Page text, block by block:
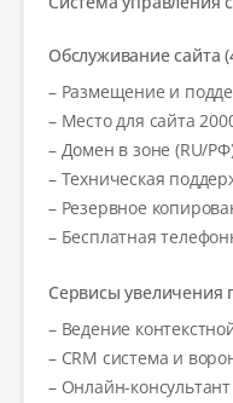
Обслуживание сайта
– Размещение и
– Место для сайта
– Домен в зоне (RU/
– Техническая
– Резервное
– Бесплатная
Сервисы увеличения
– Ведение
– CRM система и
– Онлайн-